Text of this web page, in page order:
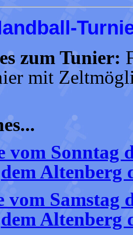
zum Tunier:
mit
vom Sonntag
dem Altenberg
vom
dem Altenberg